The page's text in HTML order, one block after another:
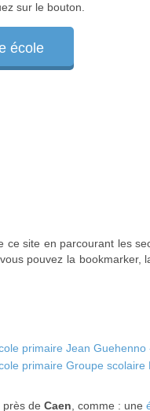
sur le bouton.
école
ce site en parcourant les
pouvez la bookmarker,
primaire Jean Guehenno
primaire Groupe scolaire
de Caen , comme : une